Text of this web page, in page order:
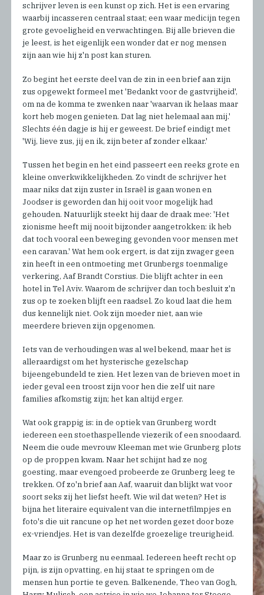
schrijver leven is een kunst op zich. Het is een ervaring
waarbij incasseren centraal staat; een waar medicijn tegen
grote gevoeligheid en verwachtingen. Bij alle brieven die
je leest, is het eigenlijk een wonder dat er nog mensen
zijn aan wie hij z'n post kan sturen.
Zo begint het eerste deel van de zin in een brief aan zijn
zus opgewekt formeel met 'Bedankt voor de gastvrijheid',
om na de komma te zwenken naar 'waarvan ik helaas maar
kort heb mogen genieten. Dat lag niet helemaal aan mij.'
Slechts één dagje is hij er geweest. De brief eindigt met
'Wij, lieve zus, jij en ik, zijn beter af zonder elkaar.'
Tussen het begin en het eind passeert een reeks grote en
kleine onverkwikkelijkheden. Zo vindt de schrijver het
maar niks dat zijn zuster in Israël is gaan wonen en
Joodser is geworden dan hij ooit voor mogelijk had
gehouden. Natuurlijk steekt hij daar de draak mee: 'Het
zionisme heeft mij nooit bijzonder aangetrokken: ik heb
dat toch vooral een beweging gevonden voor mensen met
een caravan.' Wat hem ook ergert, is dat zijn zwager geen
zin heeft in een ontmoeting met Grunbergs toenmalige
verkering, Aaf Brandt Corstius. Die blijft achter in een
hotel in Tel Aviv. Waarom de schrijver dan toch besluit z'n
zus op te zoeken blijft een raadsel. Zo koud laat die hem
dus kennelijk niet. Ook zijn moeder niet, aan wie
meerdere brieven zijn opgenomen.
Iets van de verhoudingen was al wel bekend, maar het is
alleraardigst om het hysterische gezelschap
bijeengebundeld te zien. Het lezen van de brieven moet in
ieder geval een troost zijn voor hen die zelf uit nare
families afkomstig zijn; het kan altijd erger.
Wat ook grappig is: in de optiek van Grunberg wordt
iedereen een stoethaspellende viezerik of een snoodaard.
Neem die oude mevrouw Kleeman met wie Grunberg plots
op de proppen kwam. Naar het schijnt had ze nog
goesting, maar evengoed probeerde ze Grunberg leeg te
trekken. Of zo'n brief aan Aaf, waaruit dan blijkt wat voor
soort seks zij het liefst heeft. Wie wil dat weten? Het is
bijna het literaire equivalent van die internetfilmpjes en
foto's die uit rancune op het net worden gezet door boze
ex-vriendjes. Het is van dezelfde groezelige treurigheid.
Maar zo is Grunberg nu eenmaal. Iedereen heeft recht op
pijn, is zijn opvatting, en hij staat te springen om de
mensen hun portie te geven. Balkenende, Theo van Gogh,